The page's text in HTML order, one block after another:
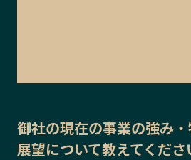
御社の現在の事業の強み
展望について教えてくださ